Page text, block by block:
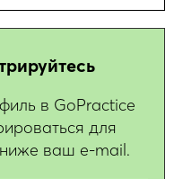
в GoPractice
для
ниже ваш e-mail.